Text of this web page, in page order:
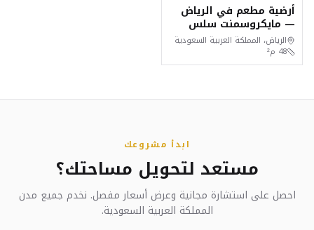
أرضية مطعم في الرياض
— مايكروسمنت سلس
فوق الخرسانة في يومين
الرياض، المملكة العربية السعودية
48 م²
ابدأ مشروعك
مستعد لتحويل مساحتك؟
احصل على استشارة مجانية وعرض أسعار مفصل. نخدم جميع مدن
المملكة العربية السعودية.